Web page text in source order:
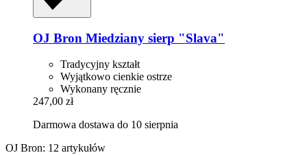
OJ Bron Miedziany sierp "Slava"
Tradycyjny kształt
Wyjątkowo cienkie ostrze
Wykonany ręcznie
247,00 zł
Darmowa dostawa do 10 sierpnia
OJ Bron: 12 artykułów